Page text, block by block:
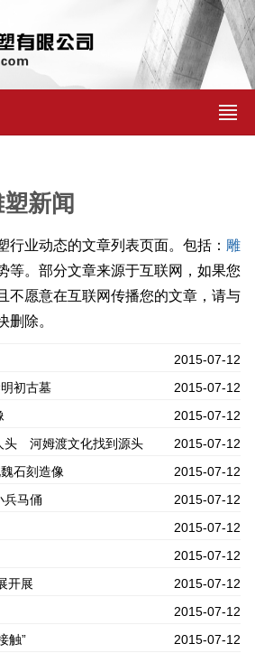
新闻
行业动态的文章列表页面。包括： 雕
等。部分文章来源于互联网，如果您
不愿意在互联网传播您的文章，请与
删除。
2015-07-12
初古墓
2015-07-12
2015-07-12
头 河姆渡文化找到源头
2015-07-12
石刻造像
2015-07-12
兵马俑
2015-07-12
2015-07-12
2015-07-12
开展
2015-07-12
2015-07-12
触”
2015-07-12